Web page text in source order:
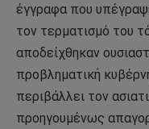
έγγραφα που
τον τερματισμό του
αποδείχθηκαν
προβληματική
περιβάλλει τον
προηγουμένως